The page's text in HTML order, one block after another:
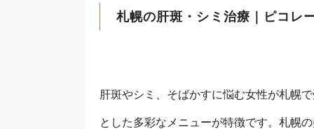
札幌の肝斑・シミ治療｜ピコレ
肝斑やシミ、そばかすに悩む女性が札幌
とした多彩なメニューが特徴です。札幌